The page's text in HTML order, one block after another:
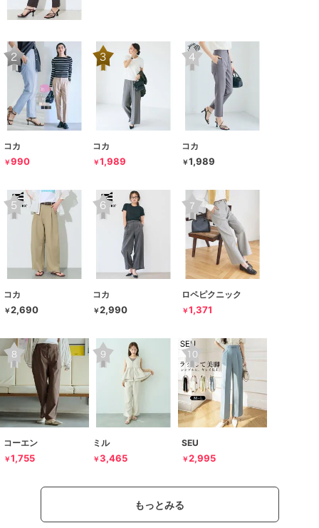
コカ
￥990
コカ
￥1,989
コカ
￥1,989
コカ
￥2,690
コカ
￥2,990
ロペピクニック
￥1,371
コーエン
￥1,755
ミル
￥3,465
SEU
￥2,995
もっとみる